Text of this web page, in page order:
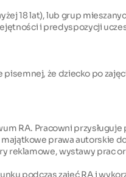
18 lat), lub grup
i predyspozycji
że dziecko po
RA. Pracowni przysługuje
prawa autorskie
reklamowe, wystawy prac
podczas zajęć RA i